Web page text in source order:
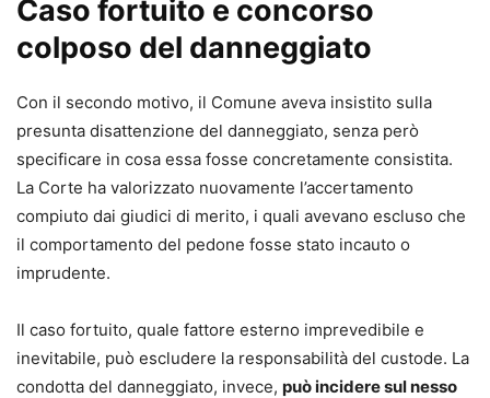
Caso fortuito e concorso
colposo del danneggiato
Con il secondo motivo, il Comune aveva insistito sulla
presunta disattenzione del danneggiato, senza però
specificare in cosa essa fosse concretamente consistita.
La Corte ha valorizzato nuovamente l’accertamento
compiuto dai giudici di merito, i quali avevano escluso che
il comportamento del pedone fosse stato incauto o
imprudente.
Il caso fortuito, quale fattore esterno imprevedibile e
inevitabile, può escludere la responsabilità del custode. La
condotta del danneggiato, invece, può incidere sul nesso